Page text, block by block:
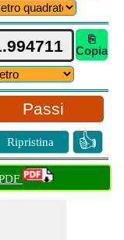
⎘
Copia
Passi
Ripristina 👍